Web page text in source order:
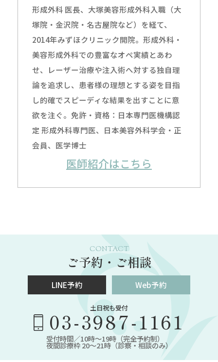
形成外科 医長、大塚美容形成外科入職（大
塚院・金沢院・名古屋院など）を経て、
2014年みずほクリニック開院。形成外科・
美容形成外科での豊富なオペ実績とあわ
せ、レーザー治療や注入術へ対する独自理
論を追求し、患者様の理想とする姿を目指
し的確でスピーディな結果を出すことに意
欲を注ぐ。免許・資格：日本専門医機構認
定 形成外科専門医、日本美容外科学会・正
会員、医学博士
医師紹介はこちら
CONTACT
ご予約・ご相談
LINE予約 Web予約
土日祝も受付
03-3987-1161
受付時間／10時～19時（完全予約制）
夜間診療枠 20～21時（診察・相談のみ）